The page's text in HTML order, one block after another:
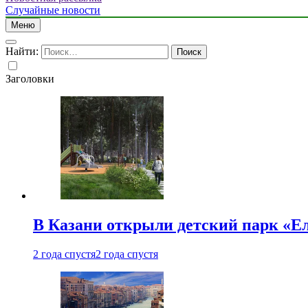
Случайные новости
Меню
Найти:
Заголовки
В Казани открыли детский парк
2 года спустя2 года спустя